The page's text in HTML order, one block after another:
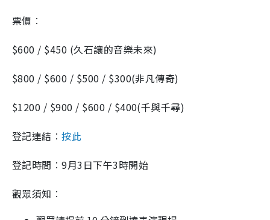
票價︰
$600 / $450 (久石讓的音樂未來)
$800 / $600 / $500 / $300(非凡傳奇)
$1200 / $900 / $600 / $400(千與千尋)
登記連結︰按此
登記時間︰9月3日下午3時開始
觀眾須知︰